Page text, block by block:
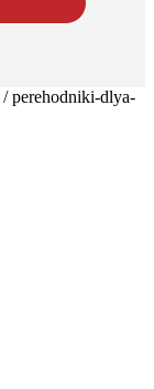
/perehodniki-dlya-